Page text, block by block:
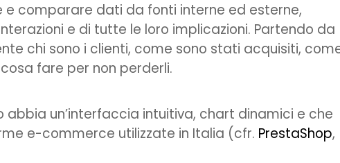
e comparare dati da fonti interne ed esterne,
e di tutte le loro implicazioni. Partendo da
chi sono i clienti, come sono stati acquisiti,
fare per non perderli.
un’interfaccia intuitiva, chart dinamici e che
e-commerce utilizzate in Italia (cfr. PrestaShop,